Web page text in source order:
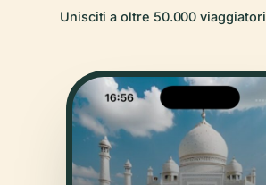
Unisciti a oltre 50.000 viaggiatori